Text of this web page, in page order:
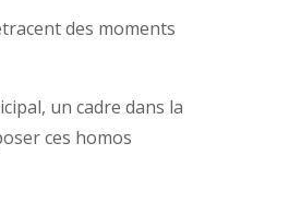
des moments
un cadre dans la
ces homos